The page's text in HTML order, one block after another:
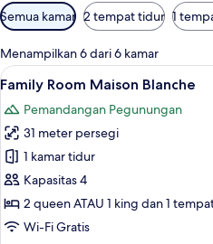
Filter
tersedia
untuk
kamar
Semua kamar 2 tempat tidur 1
Menampilkan 6 dari 6 kamar
Lihat
semua
foto
untuk
Family
Room
Maison
Blanche
4
Family Room Maison Blanche
Pemandangan Pegunungan
31 meter persegi
1 kamar tidur
Kapasitas 4
2 queen ATAU 1 king dan 1
Wi-Fi Gratis